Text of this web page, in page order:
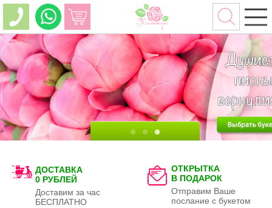
ДОСТАВКА
0 РУБЛЕЙ
Доставим за час
БЕСПЛАТНО
ОТКРЫТКА
В ПОДАРОК
Отправим Ваше
послание с букетом